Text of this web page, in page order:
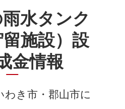
水タンク
留施設）設
金情報
わき市・郡山市に